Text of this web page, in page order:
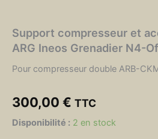
Support compresseur et
ARG Ineos Grenadier N4-
Pour compresseur double ARB-
300,00 € TTC
Disponibilité : 2 en stock
quantité